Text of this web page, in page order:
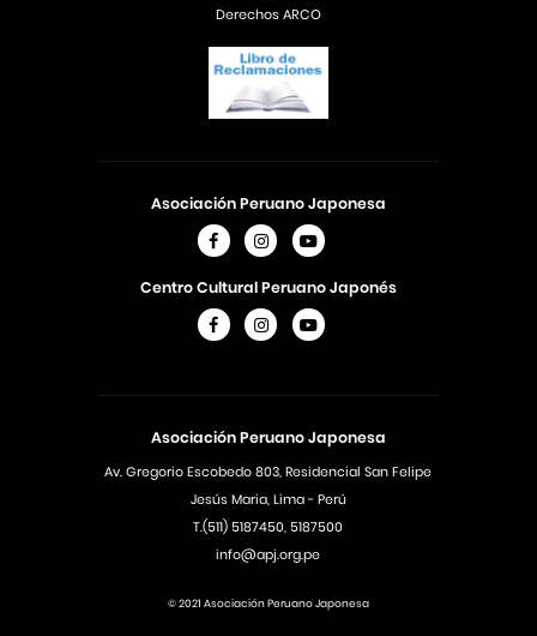
Asociación Peruano Japonesa
Av. Gregorio Escobedo 803, Residencial San Felipe
Jesús Maria, Lima - Perú
T.(511) 5187450, 5187500
info@apj.org.pe
Asociación Peruano Japonesa
Centro Cultural Peruano Japonés
Derechos ARCO
© 2021 Asociación Peruano Japonesa